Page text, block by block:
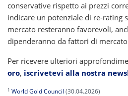
conservative rispetto ai prezzi
indicare un potenziale di re-rating
mercato resteranno favorevoli,
dipenderanno da fattori di
Per ricevere ulteriori
oro, iscrivetevi alla nostra
1 World Gold Council (30.04.2026)